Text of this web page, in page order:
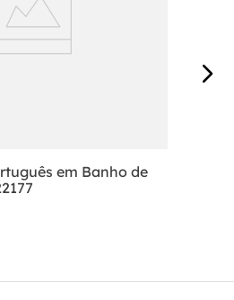
em Banho de